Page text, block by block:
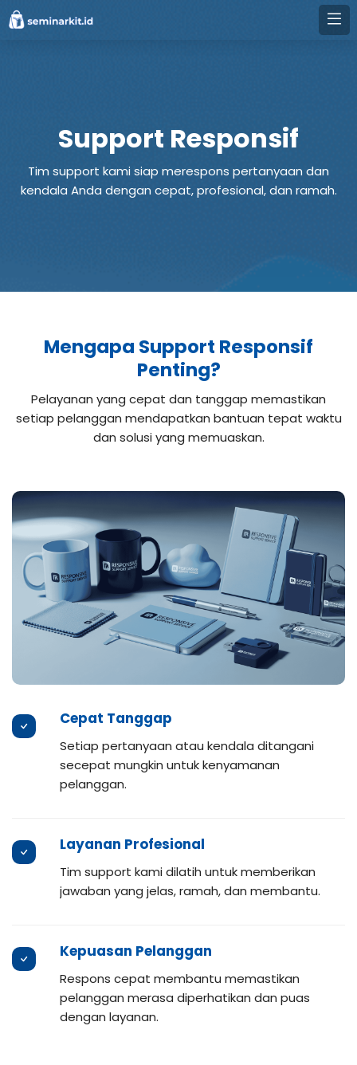
Support Responsif
Tim support kami siap merespons pertanyaan dan
kendala Anda dengan cepat, profesional, dan ramah.
Mengapa Support Responsif
Penting?
Pelayanan yang cepat dan tanggap memastikan
setiap pelanggan mendapatkan bantuan tepat waktu
dan solusi yang memuaskan.
Cepat Tanggap
Setiap pertanyaan atau kendala ditangani
secepat mungkin untuk kenyamanan
pelanggan.
Layanan Profesional
Tim support kami dilatih untuk memberikan
jawaban yang jelas, ramah, dan membantu.
Kepuasan Pelanggan
Respons cepat membantu memastikan
pelanggan merasa diperhatikan dan puas
dengan layanan.